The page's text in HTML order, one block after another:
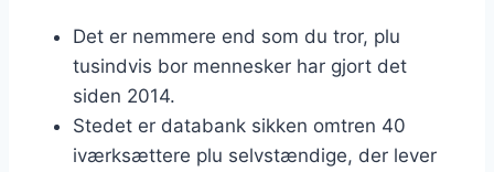
Det er nemmere end som du tror, plu
tusindvis bor mennesker har gjort det
siden 2014.
Stedet er databank sikken omtren 40
iværksættere plu selvstændige, der lever